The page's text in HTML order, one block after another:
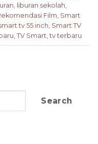
, liburan sekolah,
Film, Smart
tv 55 inch, Smart TV
, TV Smart, tv terbaru
Search